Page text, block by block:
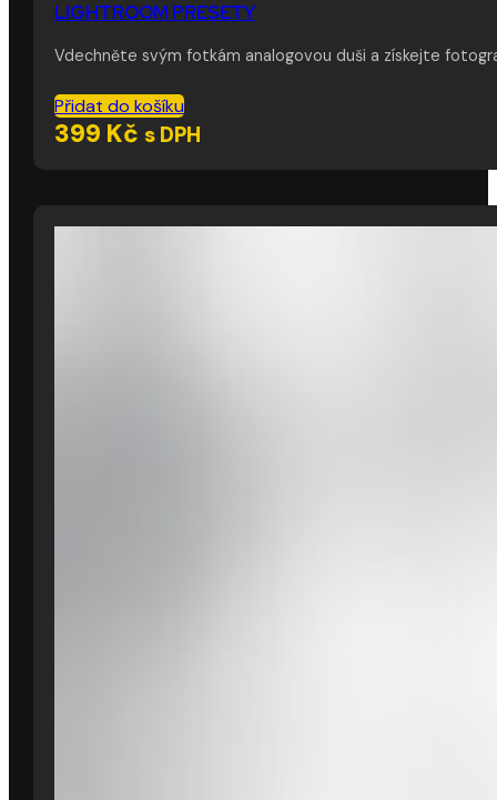
LIGHTROOM PRESETY
Vdechněte svým fotkám analogovou duši a získejte
Přidat do košíku
399 Kč s DPH